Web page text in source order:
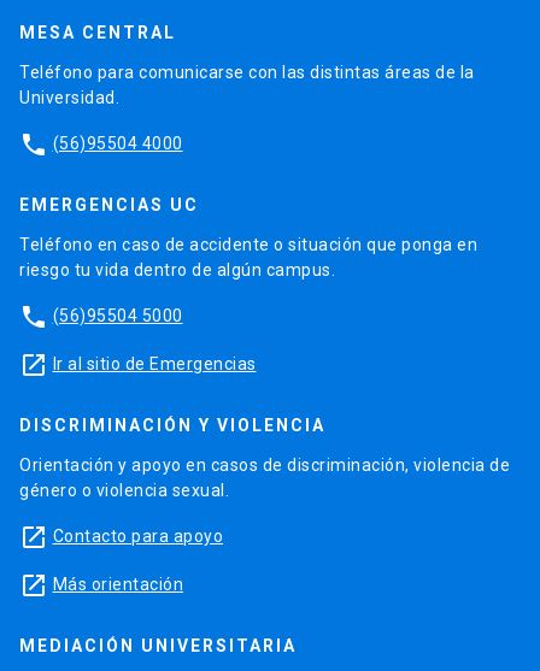
MESA CENTRAL
Teléfono para comunicarse con las distintas áreas de la
Universidad.
phone (56)95504 4000
EMERGENCIAS UC
Teléfono en caso de accidente o situación que ponga en
riesgo tu vida dentro de algún campus.
phone (56)95504 5000
launch Ir al sitio de Emergencias
DISCRIMINACIÓN Y VIOLENCIA
Orientación y apoyo en casos de discriminación, violencia de
género o violencia sexual.
launch Contacto para apoyo
launch Más orientación
MEDIACIÓN UNIVERSITARIA